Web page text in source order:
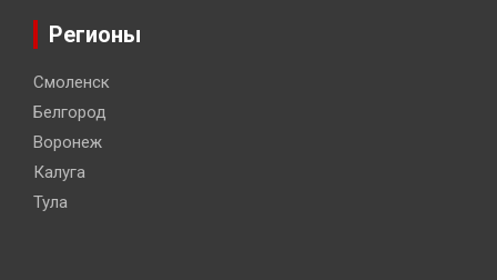
Регионы
Смоленск
Белгород
Воронеж
Калуга
Тула